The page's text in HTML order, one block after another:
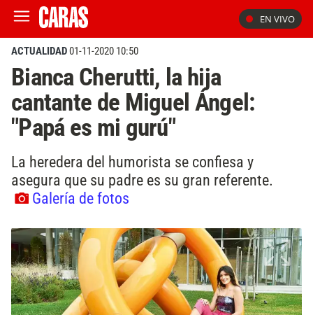
EN VIVO
ACTUALIDAD01-11-2020 10:50
Bianca Cherutti, la hija
cantante de Miguel Ángel:
"Papá es mi gurú"
La heredera del humorista se confiesa y
asegura que su padre es su gran referente.
Galería de fotos